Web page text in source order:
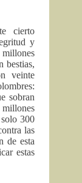
cierto
y
bestias,
veinte
sobran
300
las
de esta
estas